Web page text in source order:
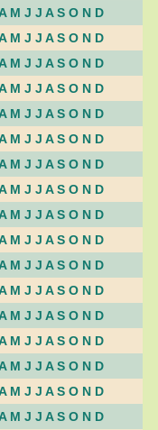
M J J A S O N D
M J J A S O N D
M J J A S O N D
M J J A S O N D
M J J A S O N D
M J J A S O N D
M J J A S O N D
M J J A S O N D
M J J A S O N D
M J J A S O N D
M J J A S O N D
M J J A S O N D
M J J A S O N D
M J J A S O N D
M J J A S O N D
M J J A S O N D
M J J A S O N D